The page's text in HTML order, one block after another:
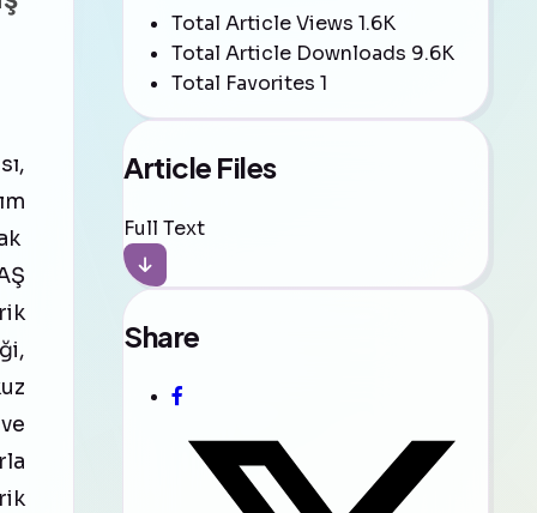
Total Article Views 1.6K
Total Article Downloads 9.6K
Total Favorites 1
Article Files
Full Text
Share